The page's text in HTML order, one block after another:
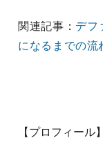
関連記事： デフ
になるまでの流
【プロフィール】